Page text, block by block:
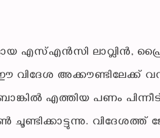
എസ്എൻസി ലാവ്ലിൻ,
വിദേശ അക്കൗണ്ടിലേക്ക്
എത്തിയ പണം
ചൂണ്ടിക്കാട്ടുന്നു.